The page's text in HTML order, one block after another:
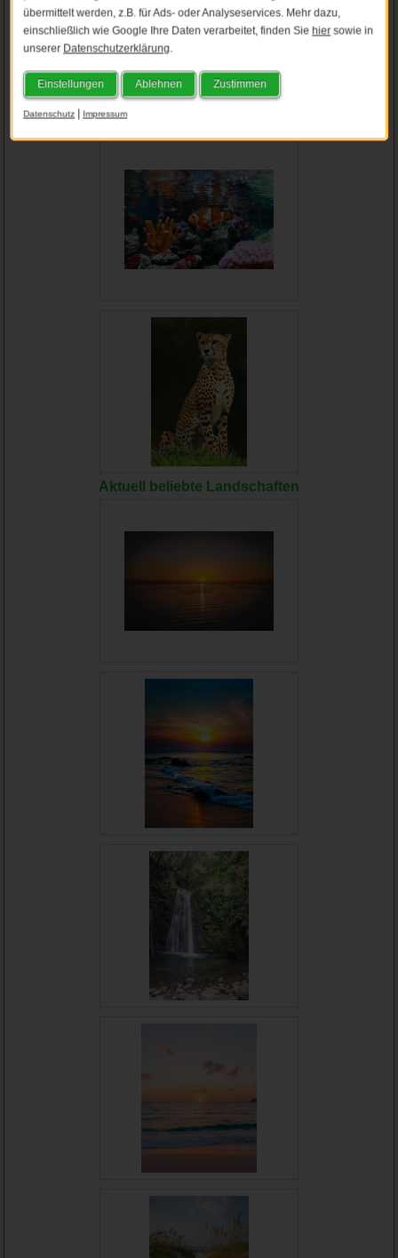
Aktuell beliebte Landschaften
übermittelt werden, z.B. für Ads- oder Analyseservices. Mehr dazu,
einschließlich wie Google Ihre Daten verarbeitet, finden Sie hier sowie in
unserer Datenschutzerklärung.
Einstellungen Ablehnen Zustimmen
Datenschutz | Impressum